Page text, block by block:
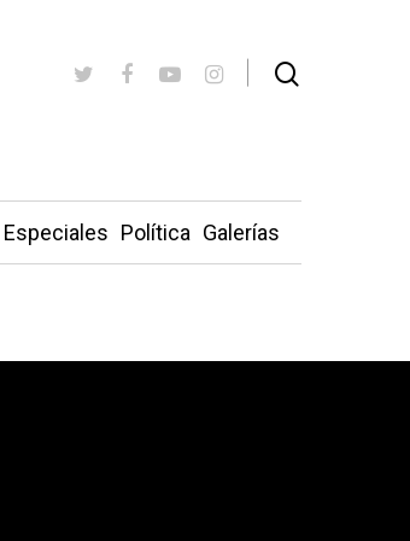
Especiales Política Galerías